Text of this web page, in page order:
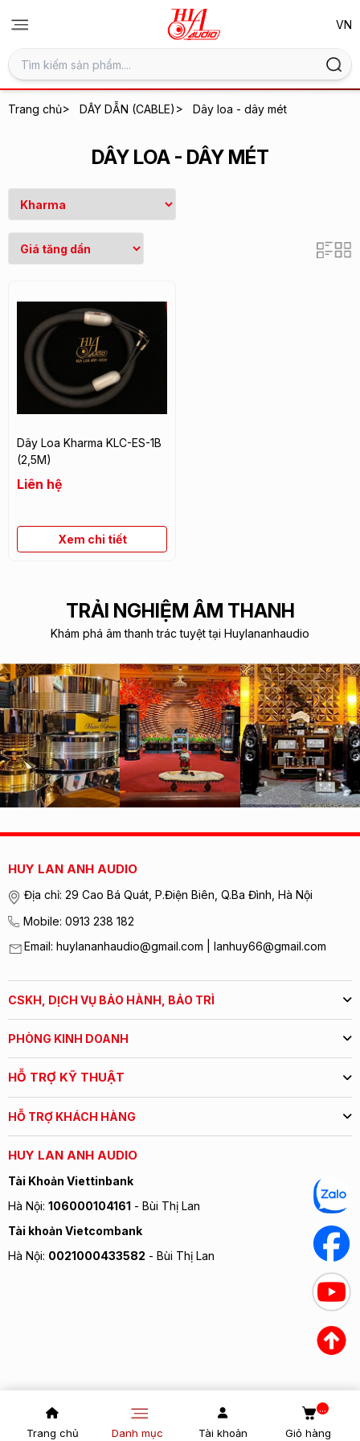
Trang chủ> DÂY DẪN (CABLE) > Dây loa - dây mét
DÂY LOA - DÂY MÉT
Dây Loa Kharma KLC-ES-1B
(2,5M)
Liên hệ
Xem chi tiết
TRẢI NGHIỆM ÂM THANH
Khám phá âm thanh trác tuyệt tại Huylananhaudio
HUY LAN ANH AUDIO
Địa chỉ: 29 Cao Bá Quát, P.Điện Biên, Q.Ba Đình, Hà Nội
Mobile: 0913 238 182
Email: huylananhaudio@gmail.com | lanhuy66@gmail.com
CSKH, DỊCH VỤ BẢO HÀNH, BẢO TRÌ
PHÒNG KINH DOANH
HỖ TRỢ KỸ THUẬT
HỖ TRỢ KHÁCH HÀNG
HUY LAN ANH AUDIO
Tài Khoản Viettinbank
Hà Nội: 106000104161 - Bùi Thị Lan
Tài khoản Vietcombank
Hà Nội: 0021000433582 - Bùi Thị Lan
Trang chủ Danh mục Tài khoản Giỏ hàng
...